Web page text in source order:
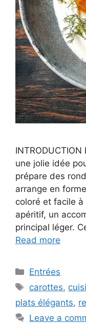
une jolie idée
prépare des
arrange en
coloré et facile
apéritif, un
principal léger.
Read more
Categories
Entrées
Tags
carottes,
plats élégants,
Leave a